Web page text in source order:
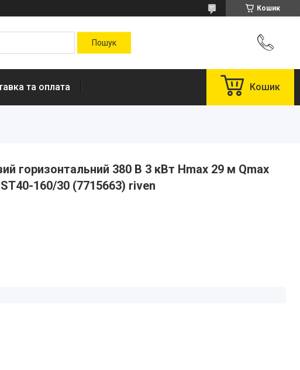
Кошик
та оплата Кошик
горизонтальний 380 В 3 кВт Hmax 29 м Qmax
160/30 (7715663) riven